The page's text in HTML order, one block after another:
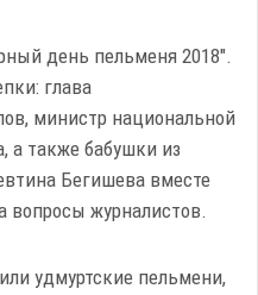
день пельменя 2018".
глава
министр национальной
а также бабушки из
Бегишева вместе
вопросы журналистов.
удмуртские пельмени,